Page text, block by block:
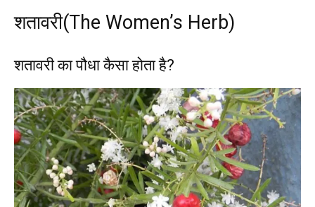
शतावरी(The Women’s Herb)
शतावरी का पौधा कैसा होता है?